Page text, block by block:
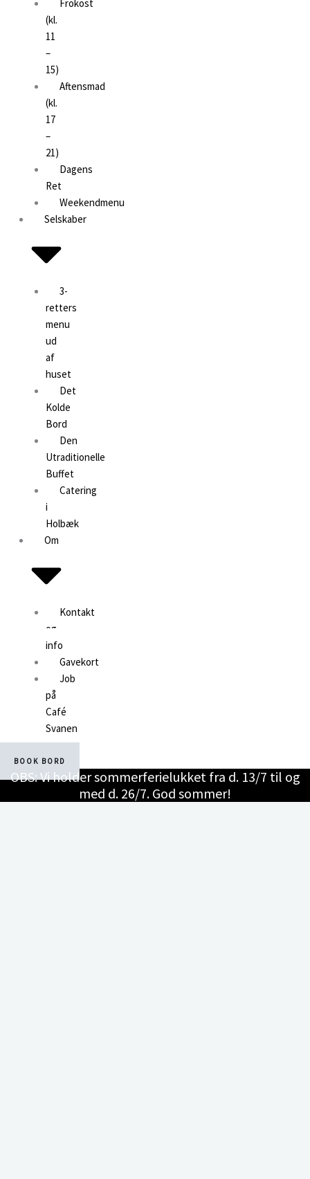
Frokost
(kl.
11
–
15)
Aftensmad
(kl.
17
–
21)
Dagens
Ret
Weekendmenu
Selskaber
3-
retters
menu
ud
af
huset
Det
Kolde
Bord
Den
Utraditionelle
Buffet
Catering
i
Holbæk
Om
Kontakt
og
info
Gavekort
Job
på
Café
Svanen
BOOK BORD
OBS: Vi holder sommerferielukket fra d. 13/7 til og
med d. 26/7. God sommer!